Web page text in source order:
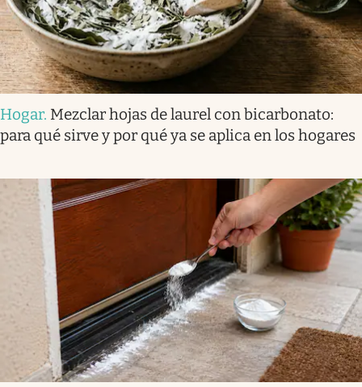
Hogar. Mezclar hojas de laurel con bicarbonato:
para qué sirve y por qué ya se aplica en los hogares